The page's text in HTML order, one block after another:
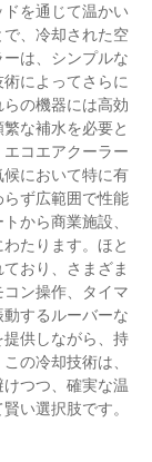
を通じて温かい
、冷却された空
は、シンプルな
によってさらに
の機器には高効
な補水を必要と
コエアクーラー
において特に有
ず広範囲で性能
から商業施設、
たります。ほと
おり、さまざま
ン操作、タイマ
するルーバーな
供しながら、持
の冷却技術は、
つつ、確実な温
い選択肢です。